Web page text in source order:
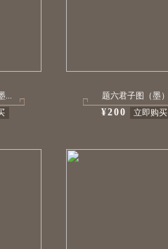
... 题六君子图（墨
¥200 立即购买